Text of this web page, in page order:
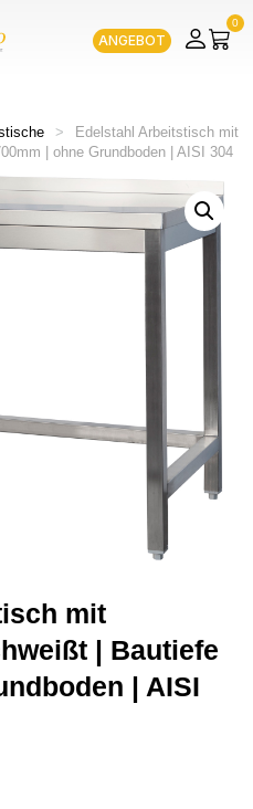
ANGEBOT
0
>
Edelstahl Arbeitstisch mit
| ohne Grundboden | AISI 304
mit
| Bautiefe
| AISI